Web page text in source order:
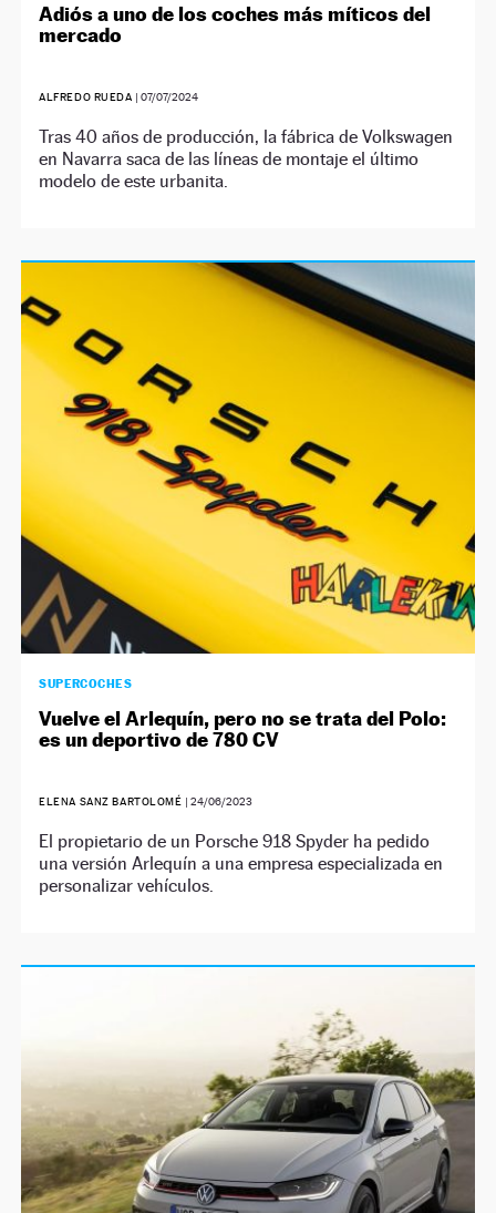
Adiós a uno de los coches más míticos del
mercado
ALFREDO RUEDA | 07/07/2024
Tras 40 años de producción, la fábrica de Volkswagen
en Navarra saca de las líneas de montaje el último
modelo de este urbanita.
SUPERCOCHES
Vuelve el Arlequín, pero no se trata del Polo:
es un deportivo de 780 CV
ELENA SANZ BARTOLOMÉ | 24/06/2023
El propietario de un Porsche 918 Spyder ha pedido
una versión Arlequín a una empresa especializada en
personalizar vehículos.